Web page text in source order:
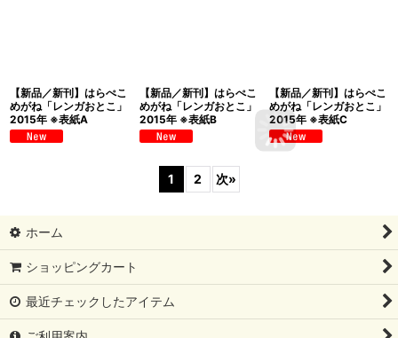
【新品／新刊】はらぺこ
めがね「レンガおとこ」
2015年 ※表紙A
【新品／新刊】はらぺこ
めがね「レンガおとこ」
2015年 ※表紙B
【新品／新刊】はらぺこ
めがね「レンガおとこ」
2015年 ※表紙C
1 2 次»
ホーム
ショッピングカート
最近チェックしたアイテム